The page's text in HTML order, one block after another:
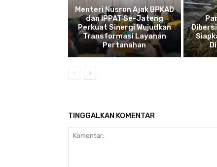
Menteri Nusron Ajak BPKAD
dan IPPAT Se-Jateng
Perkuat Sinergi Wujudkan
Transformasi Layanan
Pertanahan
TINGGALKAN KOMENTAR